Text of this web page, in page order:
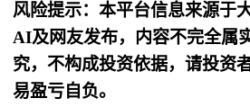
风险提示：本平台信息来源于
AI及网友发布，内容不完全属
究，不构成投资依据，请投资
易盈亏自负。